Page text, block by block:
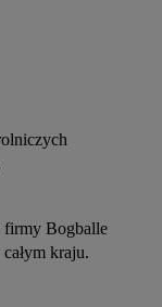
firmy Bogballe
kraju.